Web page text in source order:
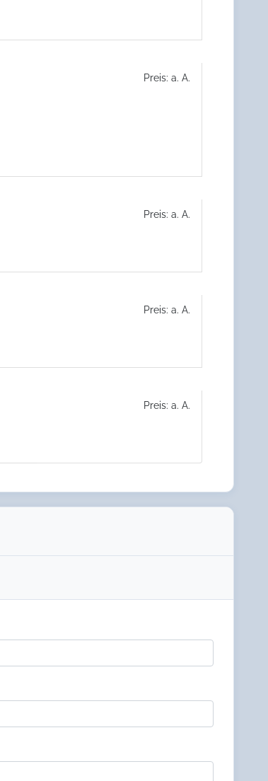
Preis: a. A.
Preis: a. A.
Preis: a. A.
Preis: a. A.